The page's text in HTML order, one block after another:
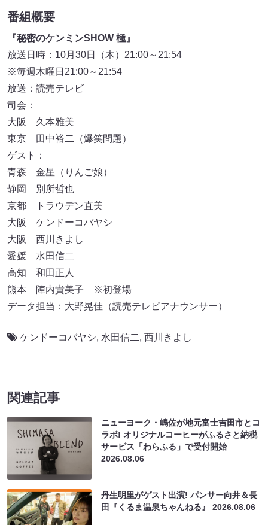
番組概要
『秘密のケンミンSHOW 極』
放送日時：10月30日（木）21:00～21:54
※毎週木曜日21:00～21:54
放送：読売テレビ
司会：
大阪 久本雅美
東京 田中裕二（爆笑問題）
ゲスト：
青森 金星（りんご娘）
静岡 別所哲也
京都 トラウデン直美
大阪 ケンドーコバヤシ
大阪 西川きよし
愛媛 水田信二
高知 和田正人
熊本 陣内貴美子 ※初登場
データ担当：大野晃佳（読売テレビアナウンサー）
ケンドーコバヤシ, 水田信二, 西川きよし
関連記事
ニューヨーク・嶋佐が地元富士吉田市とコ
ラボ! オリジナルコーヒーがふるさと納税
サービス「わらふる」で受付開始
2026.08.06
丹生明里がゲスト出演! パンサー向井＆長
田『くるま温泉ちゃんねる』2026.08.06